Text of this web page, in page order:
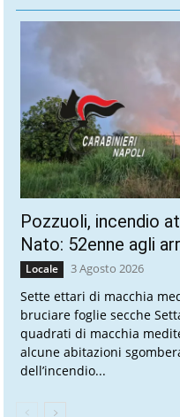
Pozzuoli, incendio
Nato: 52enne agli
Locale 3 Agosto 2026
Sette ettari di macchia
bruciare foglie secche
quadrati di macchia
alcune abitazioni
dell’incendio...